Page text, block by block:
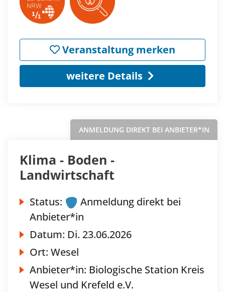
Veranstaltung merken
weitere Details
ANMELDUNG DIREKT BEI ANBIETER*IN
Klima - Boden -
Landwirtschaft
Status:
Anmeldung direkt bei
Anbieter*in
Datum: Di. 23.06.2026
Ort: Wesel
Anbieter*in: Biologische Station Kreis
Wesel und Krefeld e.V.